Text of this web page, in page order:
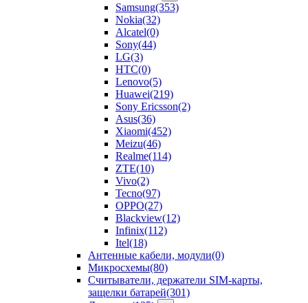
Samsung(353)
Nokia(32)
Alcatel(0)
Sony(44)
LG(3)
HTC(0)
Lenovo(5)
Huawei(219)
Sony Ericsson(2)
Asus(36)
Xiaomi(452)
Meizu(46)
Realme(114)
ZTE(10)
Vivo(2)
Tecno(97)
OPPO(27)
Blackview(12)
Infinix(112)
Itel(18)
Антенные кабели, модули(0)
Микросхемы(80)
Считыватели, держатели SIM-карты,
защелки батарей(301)